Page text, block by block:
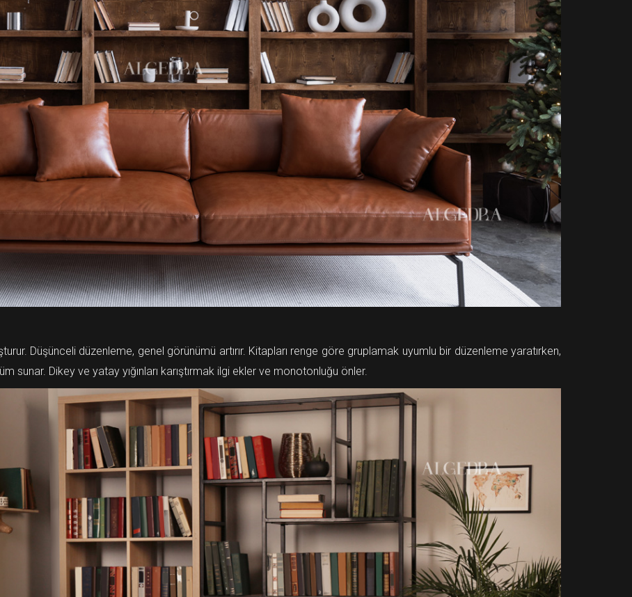
Düşünceli düzenleme, genel görünümü artırır. Kitapları renge göre gruplamak uyumlu bir düzenleme yaratırken,
sunar. Dikey ve yatay yığınları karıştırmak ilgi ekler ve monotonluğu önler.